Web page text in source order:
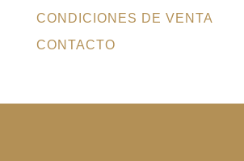
CONDICIONES DE VENTA
CONTACTO